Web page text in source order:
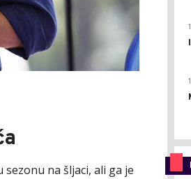
na šljaci, ali ga je